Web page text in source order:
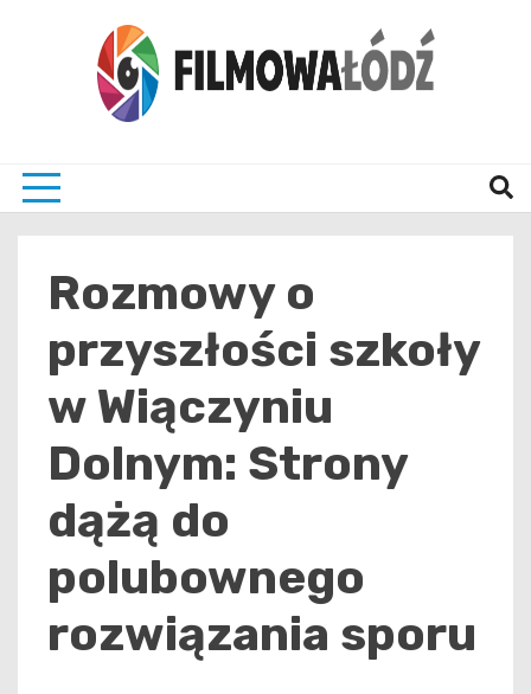
Rozmowy o
przyszłości szkoły
w Wiączyniu
Dolnym: Strony
dążą do
polubownego
rozwiązania sporu